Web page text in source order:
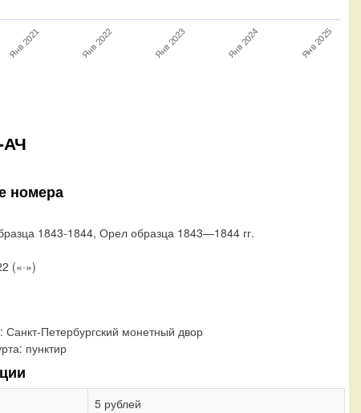
Янв 2021 Янв 2022 Янв 2023 Янв 2024 Янв 2025
АЧ
номера
1843-1844, Орел образца 1843—1844 гг.
(«·»)
Санкт-Петербургский монетный двор
пунктир
5 рублей